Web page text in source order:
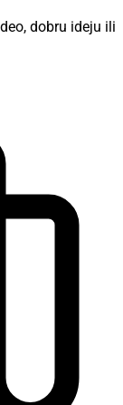
dobru ideju ili